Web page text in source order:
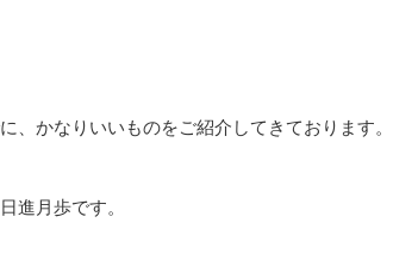
、かなりいいものをご紹介してきております。
進月歩です。